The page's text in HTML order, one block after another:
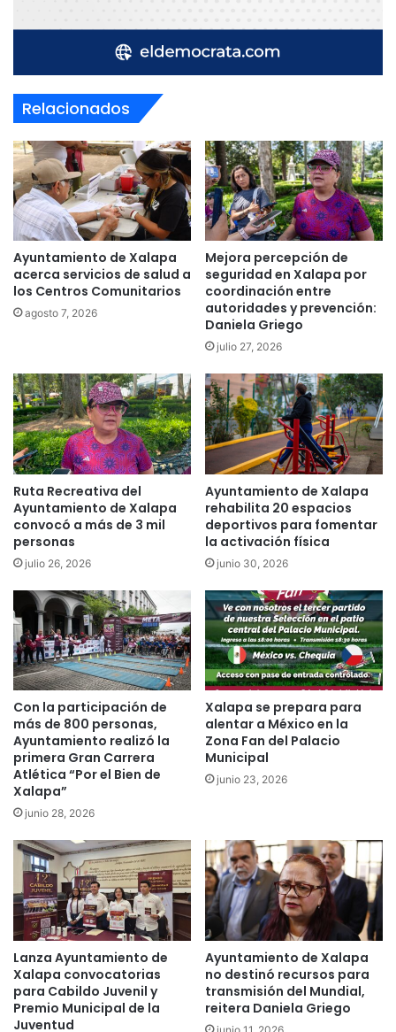
Relacionados
Ayuntamiento de Xalapa
acerca servicios de salud a
los Centros Comunitarios
agosto 7, 2026
Mejora percepción de
seguridad en Xalapa por
coordinación entre
autoridades y prevención:
Daniela Griego
julio 27, 2026
Ruta Recreativa del
Ayuntamiento de Xalapa
convocó a más de 3 mil
personas
julio 26, 2026
Ayuntamiento de Xalapa
rehabilita 20 espacios
deportivos para fomentar
la activación física
junio 30, 2026
Con la participación de
más de 800 personas,
Ayuntamiento realizó la
primera Gran Carrera
Atlética “Por el Bien de
Xalapa”
junio 28, 2026
Xalapa se prepara para
alentar a México en la
Zona Fan del Palacio
Municipal
junio 23, 2026
Lanza Ayuntamiento de
Xalapa convocatorias
para Cabildo Juvenil y
Premio Municipal de la
Juventud
Ayuntamiento de Xalapa
no destinó recursos para
transmisión del Mundial,
reitera Daniela Griego